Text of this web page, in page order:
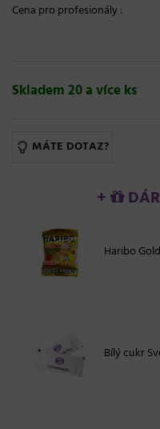
Cena pro profesionály:
Skladem 20 a více ks
MÁTE DOTAZ?
+
Haribo
Bílý cukr